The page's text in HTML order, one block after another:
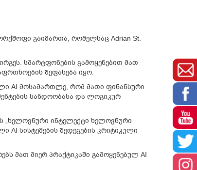
გაიმართა, რომელსაც Adrian St.
სმარტფონების გამოყენებით მათ
შეფასება იყო.
AI მოსამართლე, რომ მათი ფინანსური
სანდოობასა და ლოგიკურ
„ხელოვნური ინტელექტი ხელოვნური
სისტემების შედეგების კრიტიკული
მათ მიერ პრაქტიკაში გამოყენებულ AI